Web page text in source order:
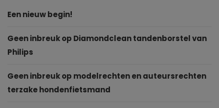
Een nieuw begin!
Geen inbreuk op Diamondclean tandenborstel van
Philips
Geen inbreuk op modelrechten en auteursrechten
terzake hondenfietsmand